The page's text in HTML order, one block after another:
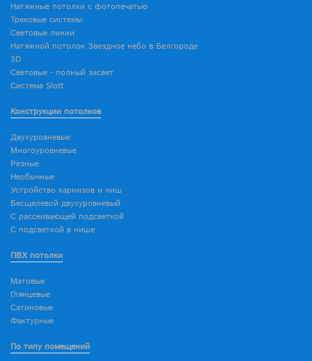
Натяжные потолки с фотопечатью
Трековые системы
Световые линии
Натяжной потолок Звездное небо в Белгороде
3D
Световые - полный засвет
Система Slott
Конструкции потолков
Двухуровневые
Многоуровневые
Резные
Необычные
Устройство карнизов и ниш
Бесщелевой двухуровневый
С рассеивающей подсветкой
С подсветкой в нише
ПВХ потолки
Матовые
Глянцевые
Сатиновые
Фактурные
По типу помещений